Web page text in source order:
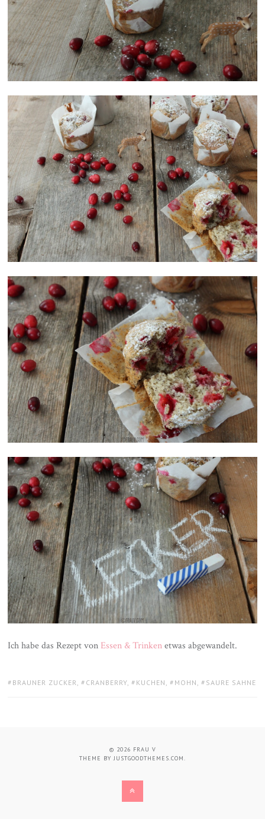
Ich habe das Rezept von Essen & Trinkenetwas abgewandelt.
TAGS:
BRAUNER ZUCKER , CRANBERRY , KUCHEN , MOHN , SAURE SAHNE
© 2026 FRAU V
THEME BYJUSTGOODTHEMES.COM.